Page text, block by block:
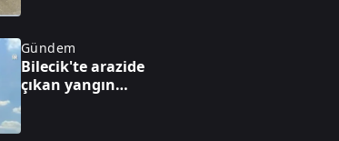
Gündem
Bilecik'te arazide
çıkan yangın